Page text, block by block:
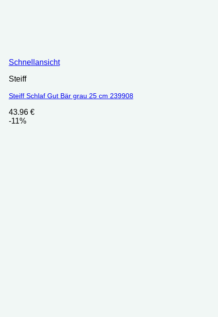
Schnellansicht
Steiff
Steiff Schlaf Gut Bär grau 25 cm 239908
43.96 €
-11%